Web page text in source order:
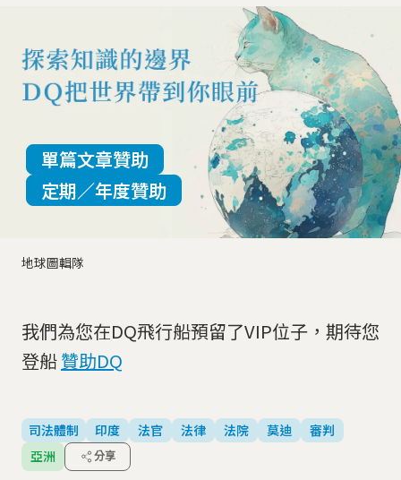
地球圖輯隊
單篇文章贊助
定期／年度贊助
我們為您在DQ飛行船預留了VIP位子，期待您
登船贊助DQ
司法體制 印度 法官 法律 法院 莫迪
審判
亞洲
分享